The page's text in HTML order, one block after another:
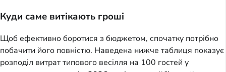
Куди саме витікають гроші
Щоб ефективно боротися з бюджетом, спочатку потрібно
побачити його повністю. Наведена нижче таблиця показує
розподіл витрат типового весілля на 100 гостей у